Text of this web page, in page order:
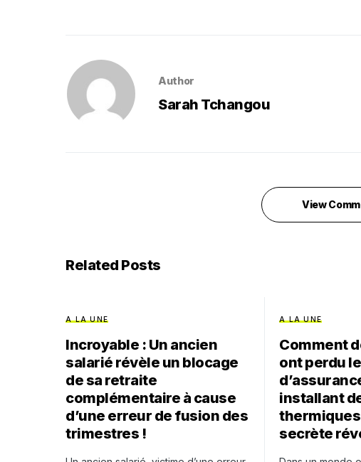
Author
Sarah Tchangou
View
Related Posts
A LA UNE
Incroyable : Un ancien
salarié révèle un blocage
de sa retraite
complémentaire à cause
d’une erreur de fusion des
trimestres !
A LA UNE
Comment
ont perdu
installant
secrète